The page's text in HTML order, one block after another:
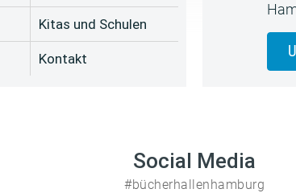
Kitas und Schulen
Kontakt
Social Media
#bücherhallenhamburg